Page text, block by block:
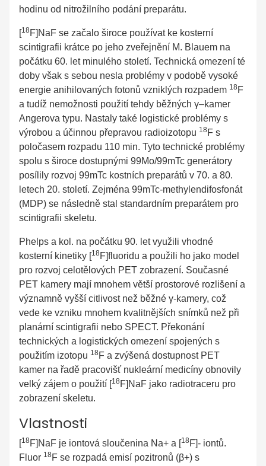
hodinu od nitrožilního podání preparátu.
[18F]NaF se začalo široce používat ke kosterní
scintigrafii krátce po jeho zveřejnění M. Blauem na
počátku 60. let minulého století. Technická omezení té
doby však s sebou nesla problémy v podobě vysoké
energie anihilovaných fotonů vzniklých rozpadem 18F
a tudíž nemožnosti použití tehdy běžných γ–kamer
Angerova typu. Nastaly také logistické problémy s
výrobou a účinnou přepravou radioizotopu 18F s
poločasem rozpadu 110 min. Tyto technické problémy
spolu s široce dostupnými 99Mo/99mTc generátory
posílily rozvoj 99mTc kostních preparátů v 70. a 80.
letech 20. století. Zejména 99mTc-methylendifosfonát
(MDP) se následně stal standardním preparátem pro
scintigrafii skeletu.
Phelps a kol. na počátku 90. let využili vhodné
kosterní kinetiky [18F]fluoridu a použili ho jako model
pro rozvoj celotělových PET zobrazení. Současné
PET kamery mají mnohem větší prostorové rozlišení a
významně vyšší citlivost než běžné γ-kamery, což
vede ke vzniku mnohem kvalitnějších snímků než při
planární scintigrafii nebo SPECT. Překonání
technických a logistických omezení spojených s
použitím izotopu 18F a zvýšená dostupnost PET
kamer na řadě pracovišť nukleární medicíny obnovily
velký zájem o použití [18F]NaF jako radiotraceru pro
zobrazení skeletu.
Vlastnosti
[18F]NaF je iontová sloučenina Na+ a [18F]- iontů.
Fluor 18F se rozpadá emisí pozitronů (β+) s